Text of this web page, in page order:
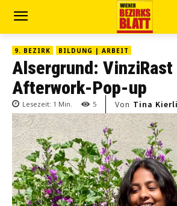
9. BEZIRK BILDUNG | ARBEIT
Alsergrund: VinziRast
Afterwork-Pop-up
Lesezeit: 1 Min. 5 Von Tina